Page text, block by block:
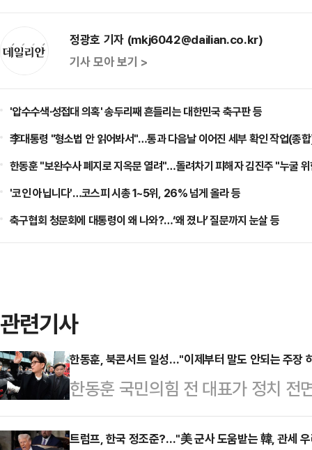
정광호 기자 (mkj6042@dailian.co.kr)
기사 모아 보기 >
'압수수색·성접대 의혹' 송두리째 흔들리는 대한민국 축구판 등
李대통령 "형소법 안 읽어봐서"…통과 다음날 이어진 세부 확인 작업(종
한동훈 "보완수사 폐지로 지옥문 열려"…돌려차기 피해자 김진주 "누굴
'코인 아닙니다'…코스피 시총 1~5위, 26% 넘게 올라 등
축구협회 청문회에 대통령이 왜 나와?…‘왜 졌나’ 질문까지 눈살 등
관련기사
한동훈, 북콘서트 일성…"이제부터 말도 안되는 주장
한동훈 국민의힘 전 대표가 정치
聲)으로 "앞으로 말도 안되는 주장
했다.한동훈 전 대표는 5일 서울 마
트럼프, 한국 정조준?…"美 군사 도움받는 韓, 관세